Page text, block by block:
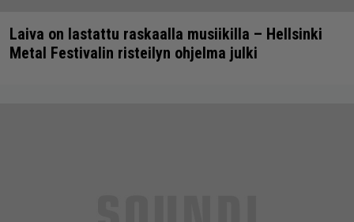
Laiva on lastattu raskaalla musiikilla – Hellsinki
Metal Festivalin risteilyn ohjelma julki